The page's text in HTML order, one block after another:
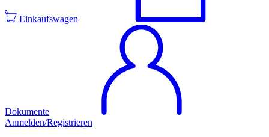
Einkaufswagen
Dokumente
Anmelden/Registrieren